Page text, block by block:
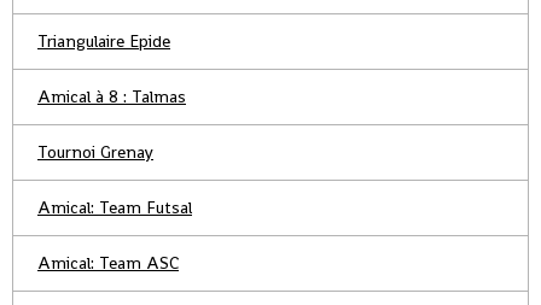
Triangulaire Epide
Amical à 8 : Talmas
Tournoi Grenay
Amical: Team Futsal
Amical: Team ASC